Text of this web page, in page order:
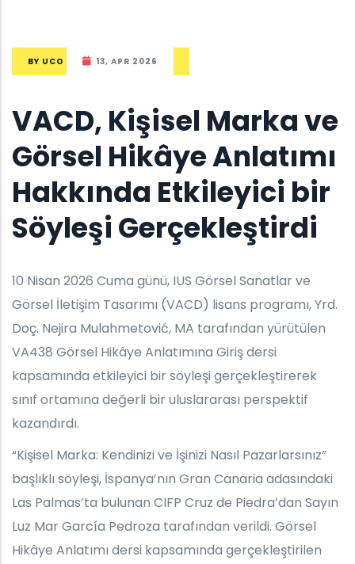
BY UCO 13, APR 2026
VACD, Kişisel Marka ve
Görsel Hikâye Anlatımı
Hakkında Etkileyici bir
Söyleşi Gerçekleştirdi
10 Nisan 2026 Cuma günü, IUS Görsel Sanatlar ve
Görsel İletişim Tasarımı (VACD) lisans programı, Yrd.
Doç. Nejira Mulahmetović, MA tarafından yürütülen
VA438 Görsel Hikâye Anlatımına Giriş dersi
kapsamında etkileyici bir söyleşi gerçekleştirerek
sınıf ortamına değerli bir uluslararası perspektif
kazandırdı.
“Kişisel Marka: Kendinizi ve İşinizi Nasıl Pazarlarsınız”
başlıklı söyleşi, İspanya’nın Gran Canaria adasındaki
Las Palmas’ta bulunan CIFP Cruz de Piedra’dan Sayın
Luz Mar García Pedroza tarafından verildi. Görsel
Hikâye Anlatımı dersi kapsamında gerçekleştirilen